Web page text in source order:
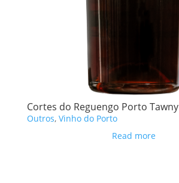
Cortes do Reguengo Porto Tawny
Outros, Vinho do Porto
Read more